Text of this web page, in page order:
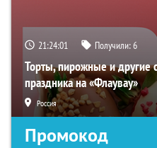
21:24:00 Получили:6
Торты, пирожные и другие
праздника на «Флаувау»
Россия
Промокод